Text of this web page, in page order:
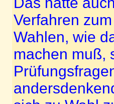
Verfahren
Wahlen, wie
machen muß,